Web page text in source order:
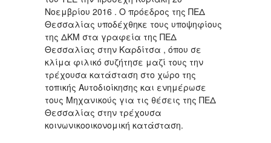
Νοεμβρίου 2016 . Ο πρόεδρος της ΠΕΔ
Θεσσαλίας υποδέχθηκε τους υποψηφίους
της ΔΚΜ στα γραφεία της ΠΕΔ
Θεσσαλίας στην Καρδίτσα , όπου σε
κλίμα φιλικό συζήτησε μαζί τους την
τρέχουσα κατάσταση στο χώρο της
τοπικής Αυτοδιοίκησης και ενημέρωσε
τους Μηχανικούς για τις θέσεις της ΠΕΔ
Θεσσαλίας στην τρέχουσα
κοινωνικοοικονομική κατάσταση.